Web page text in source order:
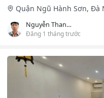
Quận Ngũ Hành Sơn, Đà
Nguyễn Thanh Hải
Đăng 1 tháng trước